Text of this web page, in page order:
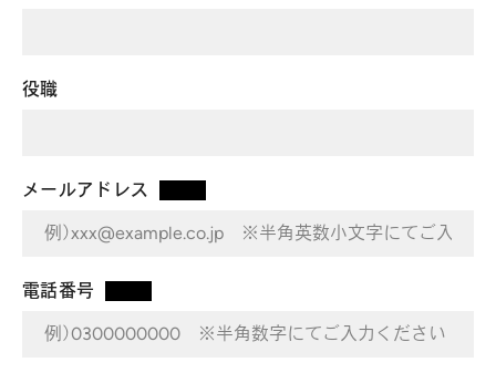
役職
メールアドレス
電話番号